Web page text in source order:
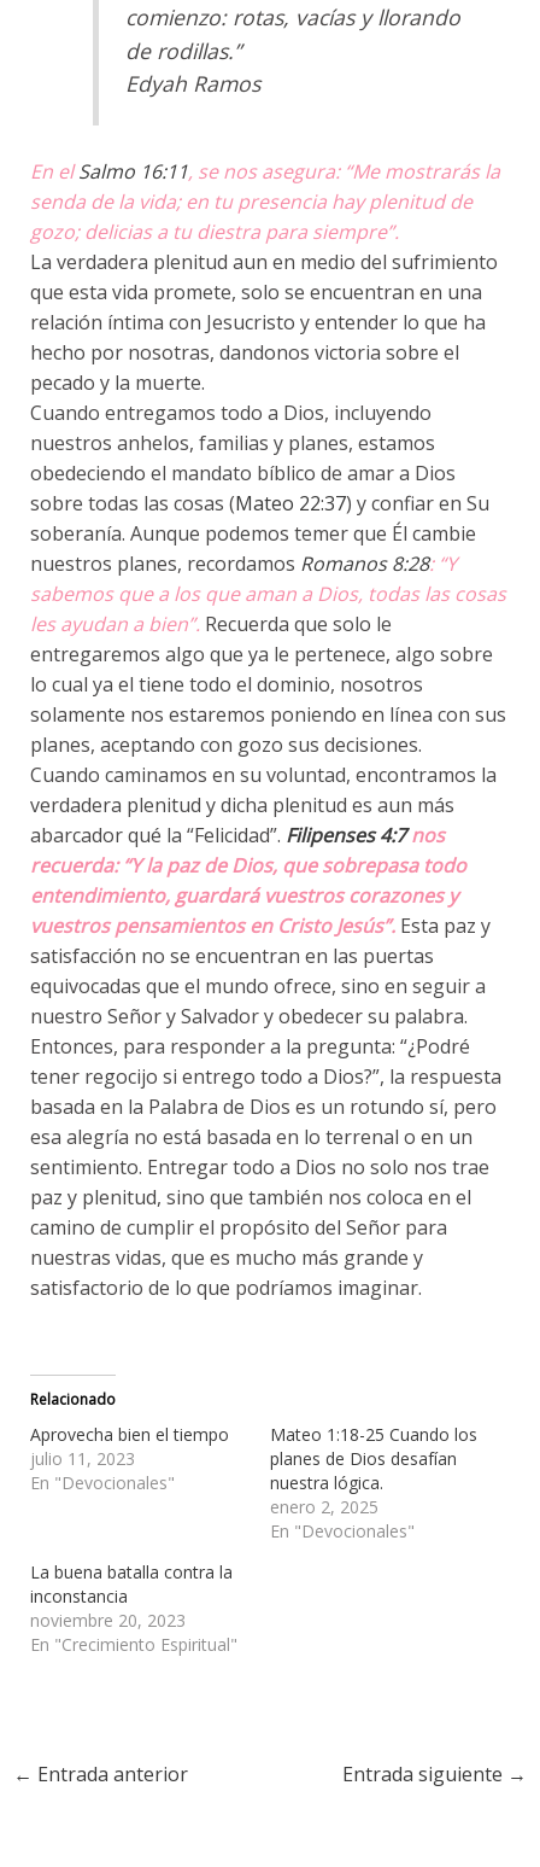
comienzo: rotas, vacías y llorando
de rodillas.”
Edyah Ramos
En elSalmo 16:11, se nos asegura: “Me mostrarás la
senda de la vida; en tu presencia hay plenitud de
gozo; delicias a tu diestra para siempre”.
La verdadera plenitud aun en medio del sufrimiento
que esta vida promete, solo se encuentran en una
relación íntima con Jesucristo y entender lo que ha
hecho por nosotras, dandonos victoria sobre el
pecado y la muerte.
Cuando entregamos todo a Dios, incluyendo
nuestros anhelos, familias y planes, estamos
obedeciendo el mandato bíblico de amar a Dios
sobre todas las cosas (Mateo 22:37) y confiar en Su
soberanía. Aunque podemos temer que Él cambie
nuestros planes, recordamos Romanos 8:28: “Y
sabemos que a los que aman a Dios, todas las cosas
les ayudan a bien”. Recuerda que solo le
entregaremos algo que ya le pertenece, algo sobre
lo cual ya el tiene todo el dominio, nosotros
solamente nos estaremos poniendo en línea con sus
planes, aceptando con gozo sus decisiones.
Cuando caminamos en su voluntad, encontramos la
verdadera plenitud y dicha plenitud es aun más
abarcador qué la “Felicidad”. Filipenses 4:7nos
recuerda: “Y la paz de Dios, que sobrepasa todo
entendimiento, guardará vuestros corazones y
vuestros pensamientos en Cristo Jesús”.Esta paz y
satisfacción no se encuentran en las puertas
equivocadas que el mundo ofrece, sino en seguir a
nuestro Señor y Salvador y obedecer su palabra.
Entonces, para responder a la pregunta: “¿Podré
tener regocijo si entrego todo a Dios?”, la respuesta
basada en la Palabra de Dios es un rotundo sí, pero
esa alegría no está basada en lo terrenal o en un
sentimiento. Entregar todo a Dios no solo nos trae
paz y plenitud, sino que también nos coloca en el
camino de cumplir el propósito del Señor para
nuestras vidas, que es mucho más grande y
satisfactorio de lo que podríamos imaginar.
Relacionado
Aprovecha bien el tiempo
julio 11, 2023
En "Devocionales"
Mateo 1:18-25 Cuando los
planes de Dios desafían
nuestra lógica.
enero 2, 2025
En "Devocionales"
La buena batalla contra la
inconstancia
noviembre 20, 2023
En "Crecimiento Espiritual"
← Entrada anterior Entrada siguiente →